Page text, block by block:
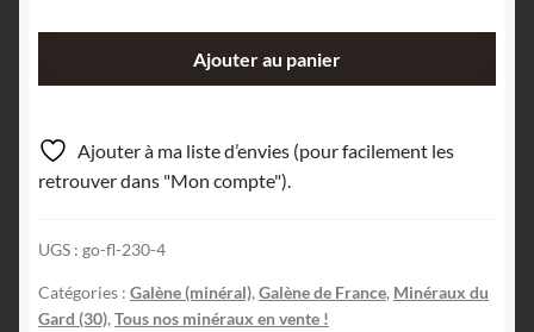
Durfort,
Gard.
Ajouter au panier
Ajouter à ma liste d’envies (pour facilement les
retrouver dans "Mon compte").
UGS : go-fl-230-4
Catégories : Galène (minéral), Galène de France, Minéraux du
Gard (30), Tous nos minéraux en vente !